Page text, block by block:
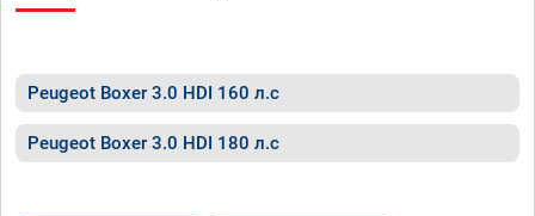
Peugeot Boxer 3.0 HDI 160 л.с
Peugeot Boxer 3.0 HDI 180 л.с